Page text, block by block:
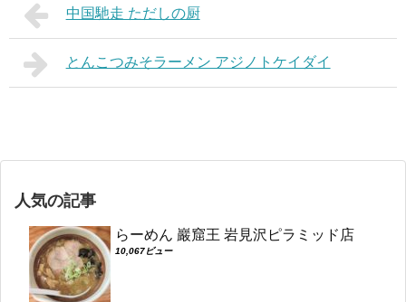
中国馳走 ただしの厨
とんこつみそラーメン アジノトケイダイ
人気の記事
らーめん 巖窟王 岩見沢ピラミッド店
10,067ビュー